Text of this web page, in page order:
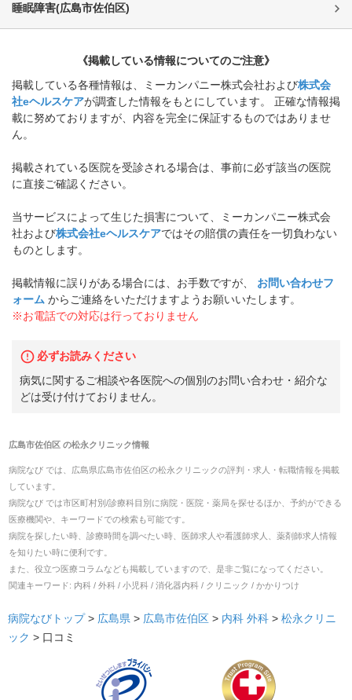
睡眠障害(広島市佐伯区)
《掲載している情報についてのご注意》
掲載している各種情報は、ミーカンパニー株式会社および株式会
社eヘルスケアが調査した情報をもとにしています。 正確な情報掲
載に努めておりますが、内容を完全に保証するものではありませ
ん。
掲載されている医院を受診される場合は、事前に必ず該当の医院
に直接ご確認ください。
当サービスによって生じた損害について、ミーカンパニー株式会
社および株式会社eヘルスケアではその賠償の責任を一切負わない
ものとします。
掲載情報に誤りがある場合には、お手数ですが、
お問い合わせフ
ォーム からご連絡をいただけますようお願いいたします。
※お電話での対応は行っておりません
必ずお読みください
病気に関するご相談や各医院への個別のお問い合わせ・紹介な
どは受け付けておりません。
広島市佐伯区の松永クリニック情報
病院なび では、 広島県広島市佐伯区の松永クリニックの評判・求人・転職情報を掲載
しています。
病院なび では市区町村別/診療科目別に病院・医院・薬局を探せるほか、予約ができる
医療機関や、キーワードでの検索も可能です。
病院を探したい時、診療時間を調べたい時、医師求人や看護師求人、薬剤師求人情報
を知りたい時に便利です。
また、役立つ医療コラムなども掲載していますので、是非ご覧になってください。
関連キーワード: 内科 / 外科 / 小児科 / 消化器内科 / クリニック / かかりつけ
病院なびトップ > 広島県 > 広島市佐伯区 > 内科 外科 > 松永クリニ
ック > 口コミ